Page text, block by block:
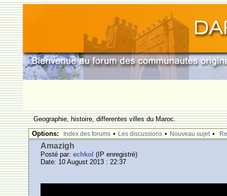
Geographie, histoire, differentes villes du Maroc.
Options:
Index des forums • Les discussions • Nouveau sujet •
Amazigh
Posté par:echkol (IP enregistrè)
Date: 10 August 2013 : 22:37